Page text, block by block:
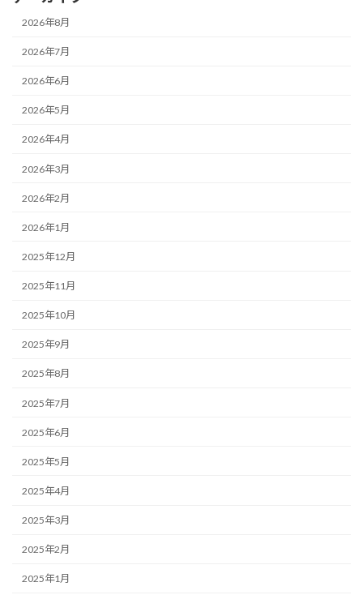
2026年8月
2026年7月
2026年6月
2026年5月
2026年4月
2026年3月
2026年2月
2026年1月
2025年12月
2025年11月
2025年10月
2025年9月
2025年8月
2025年7月
2025年6月
2025年5月
2025年4月
2025年3月
2025年2月
2025年1月